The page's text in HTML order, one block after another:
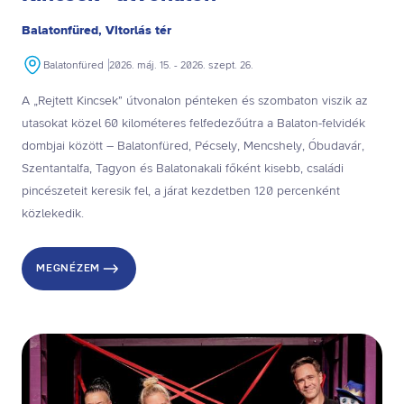
Balatonfüred, Vitorlás tér
Balatonfüred 2026. máj. 15. - 2026. szept. 26.
A „Rejtett Kincsek” útvonalon pénteken és szombaton viszik az
utasokat közel 60 kilométeres felfedezőútra a Balaton-felvidék
dombjai között – Balatonfüred, Pécsely, Mencshely, Óbudavár,
Szentantalfa, Tagyon és Balatonakali főként kisebb, családi
pincészeteit keresik fel, a járat kezdetben 120 percenként
közlekedik.
MEGNÉZEM